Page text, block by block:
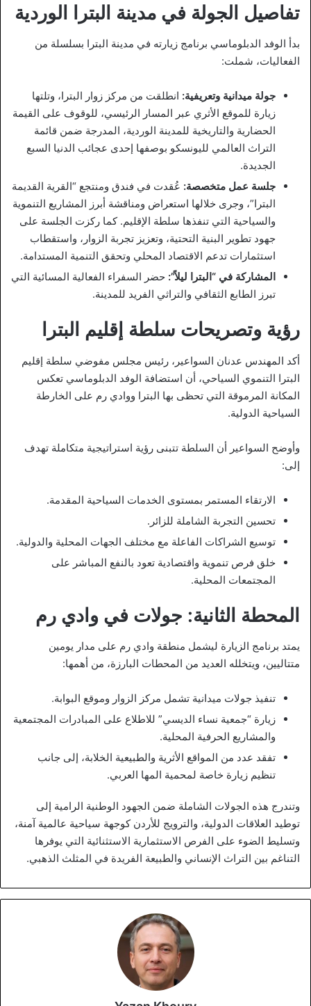
تفاصيل الجولة في مدينة البترا الوردية
بدأ الوفد الدبلوماسي برنامج زيارته في مدينة البترا بسلسلة من
الفعاليات، شملت:
جولة ميدانية وتعريفية: انطلقت من مركز زوار البترا، وتلتها
زيارة للموقع الأثري عبر المسار الرئيسي، للوقوف على القيمة
الحضارية والتاريخية للمدينة الوردية، المدرجة ضمن قائمة
التراث العالمي لليونسكو بوصفها إحدى عجائب الدنيا السبع
الجديدة.
جلسة عمل متخصصة: عُقدت في فندق ومنتجع “القرية القديمة
البترا”، وجرى خلالها استعراض ومناقشة أبرز المشاريع التنموية
والسياحية التي تنفذها سلطة الإقليم. كما ركزت الجلسة على
جهود تطوير البنية التحتية، وتعزيز تجربة الزوار، واستقطاب
استثمارات تدعم الاقتصاد المحلي وتحقق التنمية المستدامة.
المشاركة في “البترا ليلاً”: حضر السفراء الفعالية المسائية التي
تبرز الطابع الثقافي والتراثي الفريد للمدينة.
رؤية وتصريحات سلطة إقليم البترا
أكد المهندس عدنان السواعير، رئيس مجلس مفوضي سلطة إقليم
البترا التنموي السياحي، أن استضافة الوفد الدبلوماسي تعكس
المكانة المرموقة التي تحظى بها البترا ووادي رم على الخارطة
السياحية الدولية.
وأوضح السواعير أن السلطة تتبنى رؤية استراتيجية متكاملة تهدف
إلى:
الارتقاء المستمر بمستوى الخدمات السياحية المقدمة.
تحسين التجربة الشاملة للزائر.
توسيع الشراكات الفاعلة مع مختلف الجهات المحلية والدولية.
خلق فرص تنموية واقتصادية تعود بالنفع المباشر على
المجتمعات المحلية.
المحطة الثانية: جولات في وادي رم
يمتد برنامج الزيارة ليشمل منطقة وادي رم على مدار يومين
متتاليين، ويتخلله العديد من المحطات البارزة، من أهمها:
تنفيذ جولات ميدانية تشمل مركز الزوار وموقع البوابة.
زيارة “جمعية نساء الديسي” للاطلاع على المبادرات المجتمعية
والمشاريع الحرفية المحلية.
تفقد عدد من المواقع الأثرية والطبيعية الخلابة، إلى جانب
تنظيم زيارة خاصة لمحمية المها العربي.
وتندرج هذه الجولات الشاملة ضمن الجهود الوطنية الرامية إلى
توطيد العلاقات الدولية، والترويج للأردن كوجهة سياحية عالمية آمنة،
وتسليط الضوء على الفرص الاستثمارية الاستثنائية التي يوفرها
التناغم بين التراث الإنساني والطبيعة الفريدة في المثلث الذهبي.